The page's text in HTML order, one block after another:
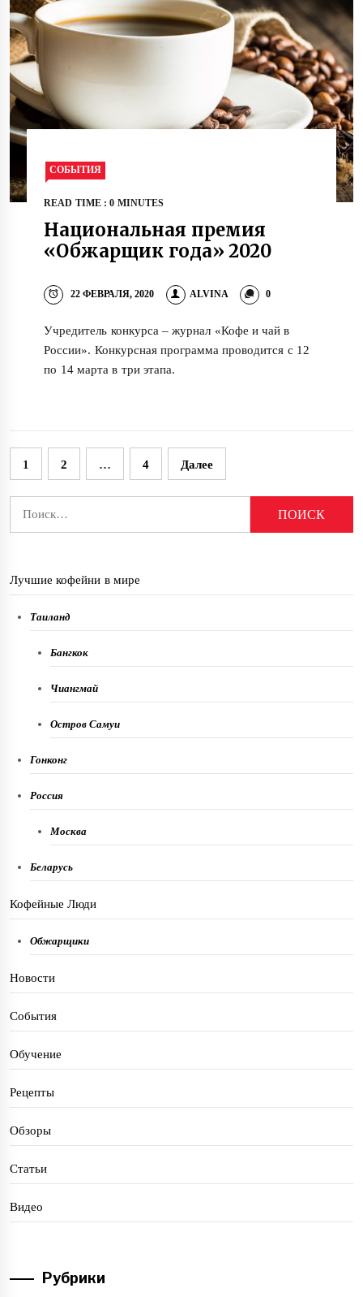
СОБЫТИЯ
READ TIME : 0 MINUTES
Национальная премия
«Обжарщик года» 2020
22 ФЕВРАЛЯ, 2020 ALVINA 0
Учредитель конкурса – журнал «Кофе и чай в
России». Конкурсная программа проводится с 12
по 14 марта в три этапа.
Пагинация
записей
1 2 … 4 Далее
Лучшие кофейни в мире
Таиланд
Бангкок
Чиангмай
Остров Самуи
Гонконг
Россия
Москва
Беларусь
Кофейные Люди
Обжарщики
Новости
События
Обучение
Рецепты
Обзоры
Статьи
Видео
Рубрики